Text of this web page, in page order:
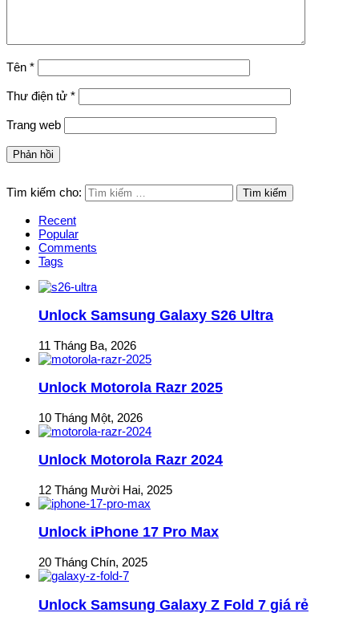
Tên *
Thư điện tử *
Trang web
Tìm kiếm cho:
Recent
Popular
Comments
Tags
Unlock Samsung Galaxy S26 Ultra
11 Tháng Ba, 2026
Unlock Motorola Razr 2025
10 Tháng Một, 2026
Unlock Motorola Razr 2024
12 Tháng Mười Hai, 2025
Unlock iPhone 17 Pro Max
20 Tháng Chín, 2025
Unlock Samsung Galaxy Z Fold 7 giá rẻ